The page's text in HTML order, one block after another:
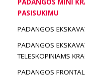
PADANGOS MINI
PASISUKIMU
PADANGOS
PADANGOS
TELESKOPINIAMS
PADANGOS